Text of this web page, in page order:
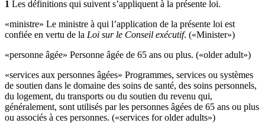
1 Les définitions qui suivent s’appliquent à la présente loi.
«ministre» Le ministre à qui l’application de la présente loi est
confiée en vertu de la Loi sur le Conseil exécutif. («Minister»)
«personne âgée» Personne âgée de 65 ans ou plus. («older adult»)
«services aux personnes âgées» Programmes, services ou systèmes
de soutien dans le domaine des soins de santé, des soins personnels,
du logement, du transports ou du soutien du revenu qui,
généralement, sont utilisés par les personnes âgées de 65 ans ou plus
ou associés à ces personnes. («services for older adults»)